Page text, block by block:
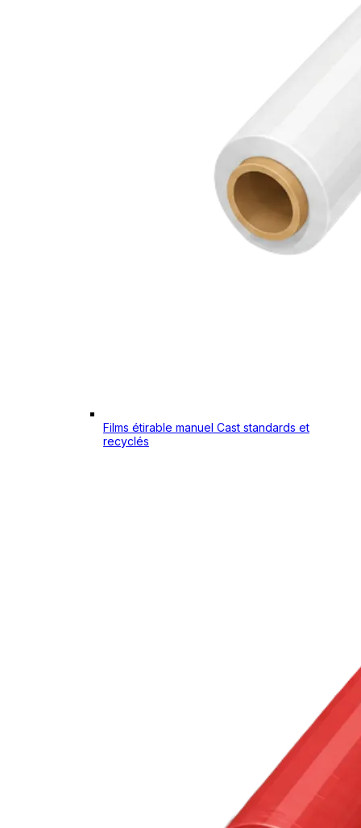
Films étirable manuel Cast standards et
recyclés